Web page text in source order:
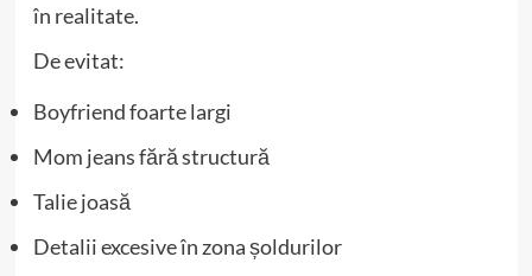
în realitate.
De evitat:
Boyfriend foarte largi
Mom jeans fără structură
Talie joasă
Detalii excesive în zona șoldurilor